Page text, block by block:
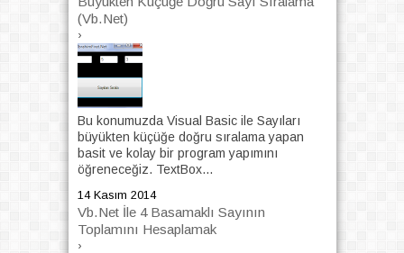
(Vb.Net)
›
Bu konumuzda Visual Basic ile Sayıları
büyükten küçüğe doğru sıralama yapan
basit ve kolay bir program yapımını
öğreneceğiz. TextBox...
14 Kasım 2014
Vb.Net İle 4 Basamaklı Sayının
Toplamını Hesaplamak
›